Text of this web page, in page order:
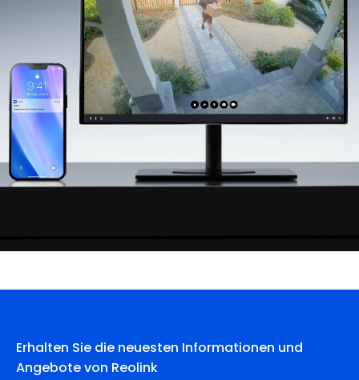
Erhalten Sie die neuesten Informationen und
Angebote von Reolink